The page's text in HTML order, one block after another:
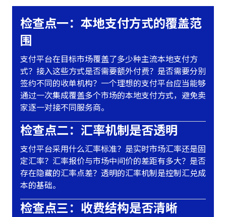
检查点一：本地支付方式的覆盖范
围
支付平台在目标市场覆盖了多少种主流本地支付方
式？接入这些方式是否需要额外付费？是否需要分别
签约不同的收单机构？一个理想的支付平台应当能够
通过一次集成覆盖多个市场的本地支付方式，避免卖
家逐一对接不同服务商。
检查点二：汇率机制是否透明
支付平台采用什么汇率标准？是实时市场汇率还是固
定汇率？汇率报价与市场中间价的差距有多大？是否
存在隐藏的汇率点差？透明的汇率机制是控制汇兑成
本的基础。
检查点三：收费结构是否清晰